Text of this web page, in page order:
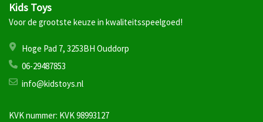
Kids Toys
Voor de grootste keuze in kwaliteitsspeelgoed!
Hoge Pad 7, 3253BH Ouddorp
06-29487853
info@kidstoys.nl
KVK nummer: KVK 98993127